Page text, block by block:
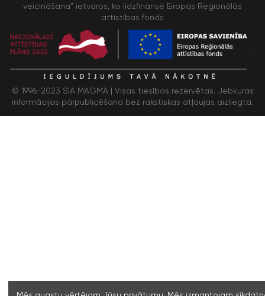
veicināšana” ietvaros, ko līdzfinansē Eiropas Reģionālās
attīstības fonds
© 1996-2023 SIA MAGMA | Visas tiesības rezervētas. Jebkuras
informācijas pārpublicēšana bez rakstiskas atļaujas aizliegta.